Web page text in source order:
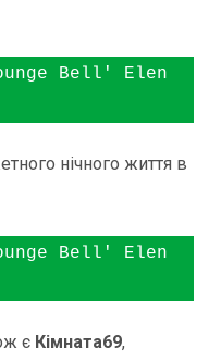
Bell' Elen
нічного життя в
Bell' Elen
є Кімната69,